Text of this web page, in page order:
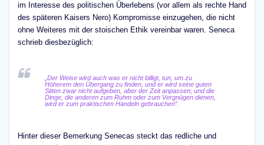
im Interesse des politischen Überlebens (vor allem als rechte Hand
des späteren Kaisers Nero) Kompromisse einzugehen, die nicht
ohne Weiteres mit der stoischen Ethik vereinbar waren. Seneca
schrieb diesbezüglich:
„Der Weise wird auch was er nicht billigt, tun, um zu
Höherem den Übergang zu finden, und er wird seine guten
Sitten zwar nicht aufgeben, aber der Zeit anpassen; und die
Dinge, die anderen zum Ruhm oder zum Vergnügen dienen,
wird er zum praktischen Handeln gebrauchen“
Hinter dieser Bemerkung Senecas steckt das redliche und